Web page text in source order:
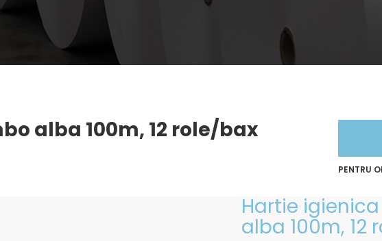
alba 100m, 12 role/bax
PENTRU
Hartie
alba 100m, 12